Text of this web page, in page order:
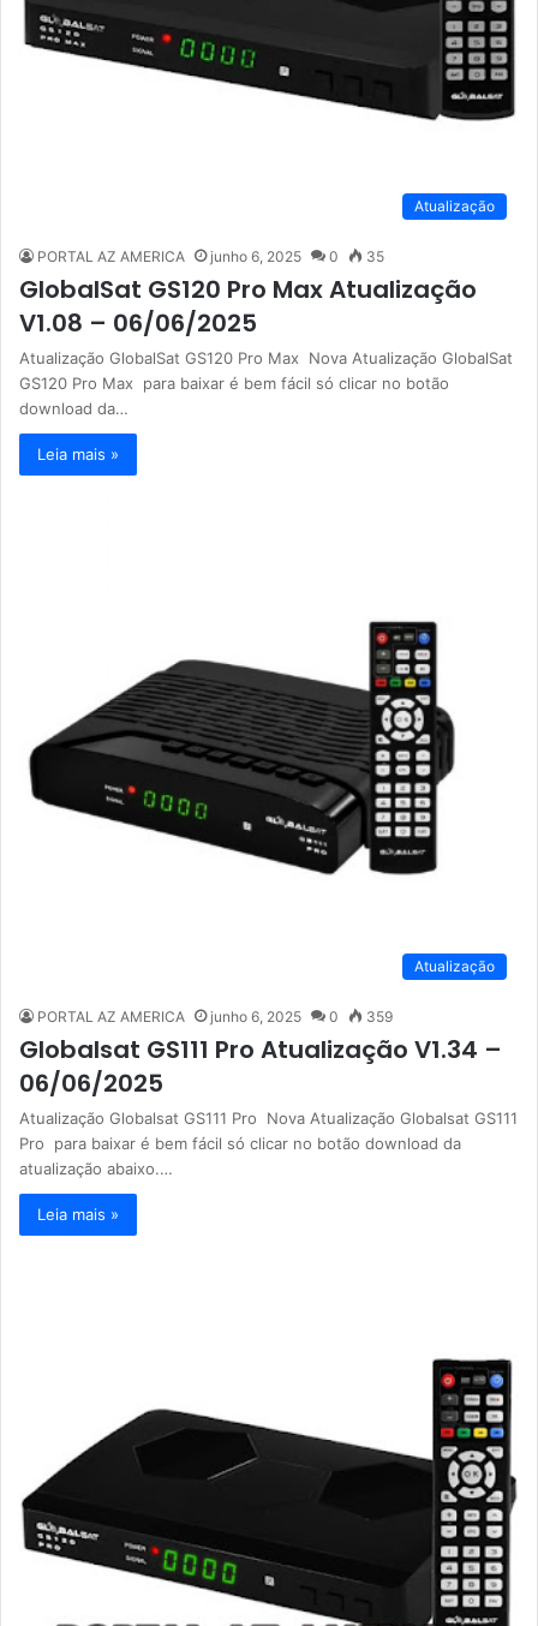
Atualização
PORTAL AZ AMERICA junho 6, 2025 0 35
GlobalSat GS120 Pro Max Atualização
V1.08 – 06/06/2025
Atualização GlobalSat GS120 Pro Max Nova Atualização GlobalSat
GS120 Pro Max para baixar é bem fácil só clicar no botão
download da…
Leia mais »
Atualização
PORTAL AZ AMERICA junho 6, 2025 0 359
Globalsat GS111 Pro Atualização V1.34 –
06/06/2025
Atualização Globalsat GS111 Pro Nova Atualização Globalsat GS111
Pro para baixar é bem fácil só clicar no botão download da
atualização abaixo.…
Leia mais »